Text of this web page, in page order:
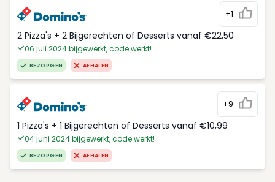
+1
2 Pizza's + 2 Bijgerechten of Desserts vanaf €22,50
06 juli 2024 bijgewerkt, code werkt!
BEZORGEN AFHALEN
+9
1 Pizza's + 1 Bijgerechten of Desserts vanaf €10,99
04 juni 2024 bijgewerkt, code werkt!
BEZORGEN AFHALEN